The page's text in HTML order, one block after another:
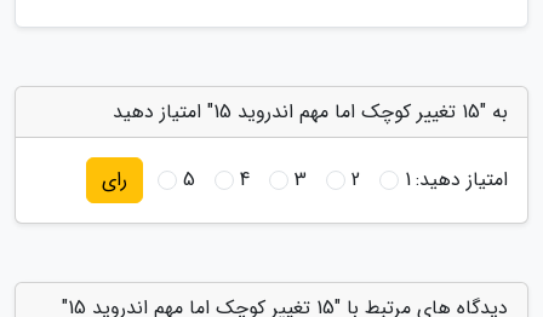
به "15 تغییر کوچک اما مهم اندروید 15" امتیاز دهید
امتیاز دهید:1
2
3
4
5 رای
دیدگاه های مرتبط با "15 تغییر کوچک اما مهم اندروید 15"